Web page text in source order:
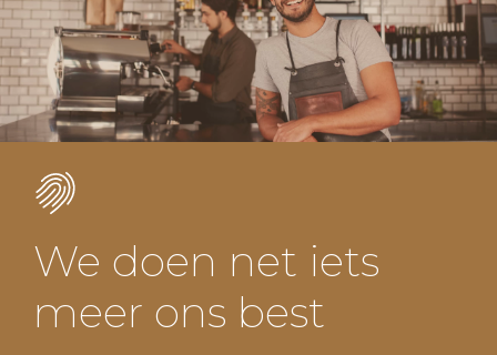
We doen net iets
meer ons best